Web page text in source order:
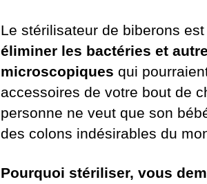
Le stérilisateur de biberons
éliminer les bactéries et
microscopiques qui
accessoires de votre bout de
personne ne veut que son
des colons indésirables du
Pourquoi stériliser, vous